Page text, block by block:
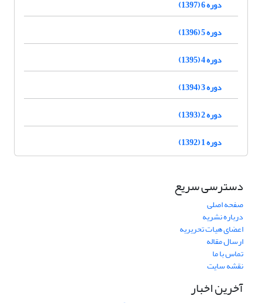
دوره 6 (1397)
دوره 5 (1396)
دوره 4 (1395)
دوره 3 (1394)
دوره 2 (1393)
دوره 1 (1392)
دسترسی سریع
صفحه اصلی
درباره نشریه
اعضای هیات تحریریه
ارسال مقاله
تماس با ما
نقشه سایت
آخرین اخبار